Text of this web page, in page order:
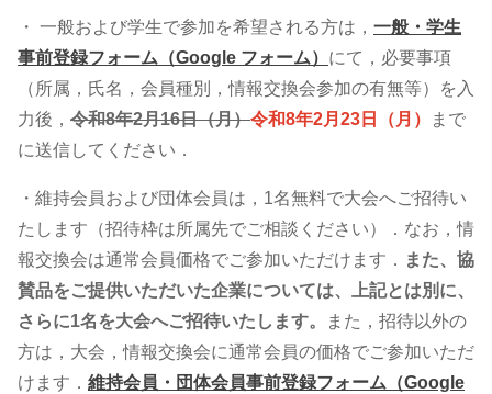
・ 一般および学生で参加を希望される方は， 一般・学生
事前登録フォーム（Google フォーム） にて，必要事項
（所属，氏名，会員種別，情報交換会参加の有無等）を入
力後， 令和8年2月16日（月）令和8年2月23日（月）
まで
に送信してください．
・維持会員および団体会員は，1名無料で大会へご招待い
たします（招待枠は所属先でご相談ください）．なお，情
報交換会は通常会員価格でご参加いただけます． また、協
賛品をご提供いただいた企業については、上記とは別に、
さらに1名を大会へご招待いたします。
また，招待以外の
方は，大会，情報交換会に通常会員の価格でご参加いただ
けます． 維持会員・団体会員事前登録フォーム（Google